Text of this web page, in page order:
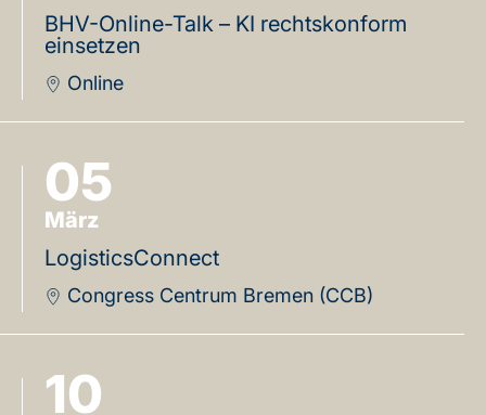
BHV-Online-Talk – KI rechtskonform
einsetzen
Online
05
März
LogisticsConnect
Congress Centrum Bremen (CCB)
10